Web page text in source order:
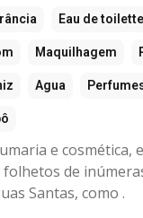
Eau de toilette
Maquilhagem
Agua
e cosmética,
de
Santas, como .